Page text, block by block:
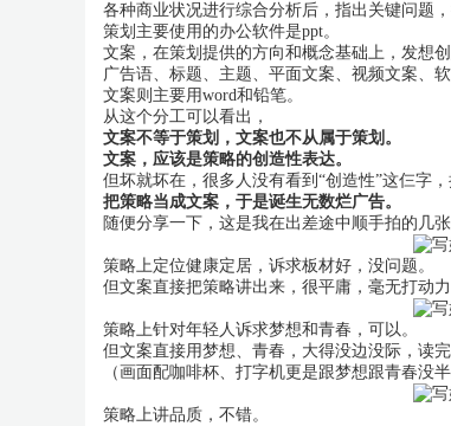
各种商业状况进行综合分析后，指出关键问题
策划主要使用的办公软件是ppt。
文案，在策划提供的方向和概念基础上，发想
广告语、标题、主题、平面文案、视频文案、
文案则主要用word和铅笔。
从这个分工可以看出，
文案不等于策划，文案也不从属于策划。
文案，应该是策略的创造性表达。
但坏就坏在，很多人没有看到“创造性”这仨字
把策略当成文案，于是诞生无数烂广告。
随便分享一下，这是我在出差途中顺手拍的几张
策略上定位健康定居，诉求板材好，没问题。
但文案直接把策略讲出来，很平庸，毫无打动力
策略上针对年轻人诉求梦想和青春，可以。
但文案直接用梦想、青春，大得没边没际，读
（画面配咖啡杯、打字机更是跟梦想跟青春没半
策略上讲品质，不错。